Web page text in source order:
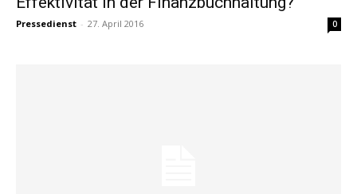
Pressedienst - 27. April 2016 0